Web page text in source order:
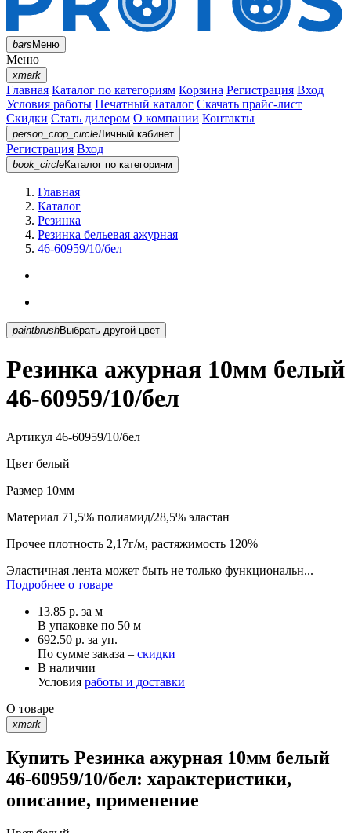
barsМеню
Меню
xmark
Главная Каталог по категориям Корзина Регистрация Вход
Условия работы Печатный каталог Скачать прайс-лист
Скидки Стать дилером О компании Контакты
person_crop_circleЛичный кабинет
Регистрация Вход
book_circleКаталог по категориям
Главная
Каталог
Резинка
Резинка бельевая ажурная
46-60959/10/бел
paintbrush Выбрать другой цвет
Резинка ажурная 10мм белый
46-60959/10/бел
Артикул 46-60959/10/бел
Цвет белый
Размер 10мм
Материал 71,5% полиамид/28,5% эластан
Прочее плотность 2,17г/м, растяжимость 120%
Эластичная лента может быть не только функциональн...
Подробнее о товаре
13.85 р. за м
В упаковке по 50 м
692.50 р. за уп.
По сумме заказа – скидки
В наличии
Условия работы и доставки
О товаре
xmark
Купить Резинка ажурная 10мм белый
46-60959/10/бел: характеристики,
описание, применение